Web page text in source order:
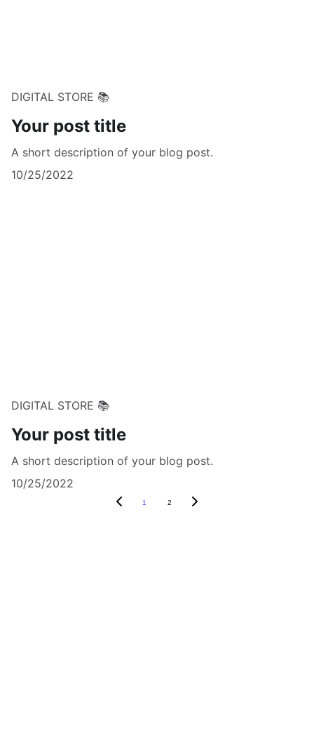
DIGITAL STORE 📚
Your post title
A short description of your blog post.
10/25/2022
DIGITAL STORE 📚
Your post title
A short description of your blog post.
10/25/2022
1 2